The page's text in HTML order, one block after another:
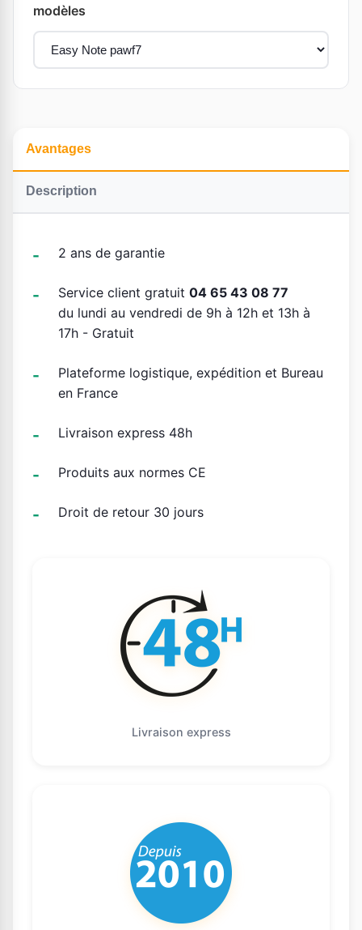
modèles
Avantages
Description
2 ans de garantie
Service client gratuit 04 65 43 08 77
du lundi au vendredi de 9h à 12h et 13h à
17h - Gratuit
Plateforme logistique, expédition et Bureau
en France
Livraison express 48h
Produits aux normes CE
Droit de retour 30 jours
Livraison express